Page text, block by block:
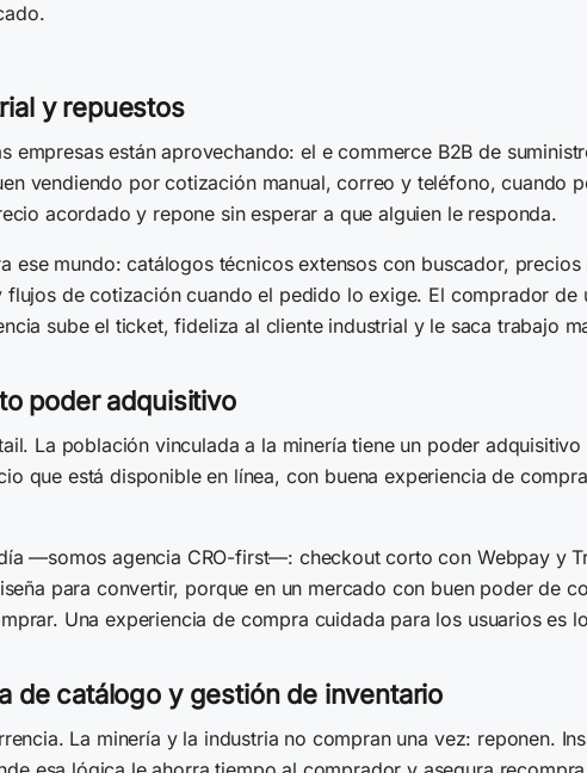
y repuestos
están aprovechando: el e commerce B2B de
vendiendo por cotización manual, correo y teléfono, cuando
acordado y repone sin esperar a que alguien le responda.
ese mundo: catálogos técnicos extensos con buscador,
de cotización cuando el pedido lo exige. El comprador de
sube el ticket, fideliza al cliente industrial y le saca trabajo
poder adquisitivo
La población vinculada a la minería tiene un poder
que está disponible en línea, con buena experiencia de
—somos agencia CRO-first—: checkout corto con Webpay y
para convertir, porque en un mercado con buen poder de
Una experiencia de compra cuidada para los usuarios es
de catálogo y gestión de inventario
La minería y la industria no compran una vez: reponen.